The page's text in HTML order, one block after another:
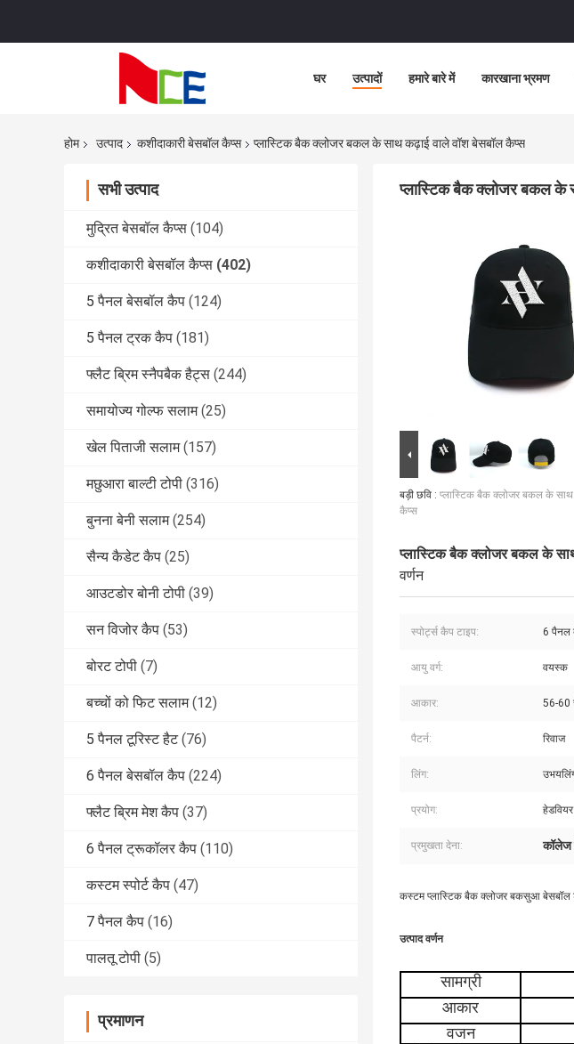
घर उत्पादों हमारे बारे में कारखाना भ्रमण
होम उत्पाद कशीदाकारी बेसबॉल कैप्स प्लास्टिक बैक क्लोजर बकल के साथ कढ़ाई वाले वॉश बेसबॉल कैप्स
सभी उत्पाद
मुद्रित बेसबॉल कैप्स (104)
कशीदाकारी बेसबॉल कैप्स (402)
5 पैनल बेसबॉल कैप (124)
5 पैनल ट्रक कैप (181)
फ्लैट ब्रिम स्नैपबैक हैट्स (244)
समायोज्य गोल्फ सलाम (25)
खेल पिताजी सलाम (157)
मछुआरा बाल्टी टोपी (316)
बुनना बेनी सलाम (254)
सैन्य कैडेट कैप (25)
आउटडोर बोनी टोपी (39)
सन विजोर कैप (53)
बोरट टोपी (7)
बच्चों को फिट सलाम (12)
5 पैनल टूरिस्ट हैट (76)
6 पैनल बेसबॉल कैप (224)
फ्लैट ब्रिम मेश कैप (37)
6 पैनल ट्रूकॉलर कैप (110)
कस्टम स्पोर्ट कैप (47)
7 पैनल कैप (16)
पालतू टोपी (5)
प्रमाणन
प्लास्टिक बैक क्लोजर बकल के
बड़ी छवि : प्लास्टिक बैक क्लोजर बकल के साथ
कैप्स
प्लास्टिक बैक क्लोजर बकल के
वर्णन
स्पोर्ट्स कैप टाइप: 6 पैनल
आयु वर्ग: वयस्क
आकार: 56-60
पैटर्न: रिवाज
लिंग:
प्रयोग: हेडवियर
प्रमुखता देना: कॉलेज
कस्टम प्लास्टिक बैक क्लोजर बकसुआ बेसबॉल
उत्पाद वर्णन
सामग्री
आकार
वजन